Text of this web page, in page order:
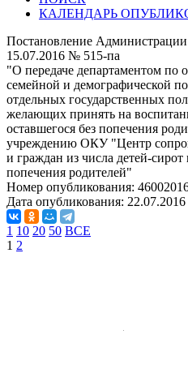
КАЛЕНДАРЬ
Постановление Администрации
15.07.2016 № 515-па
"О передаче департаментом по
семейной и демографической
отдельных государственных
желающих принять на
оставшегося без попечения
учреждению ОКУ "Центр
и граждан из числа детей-сирот
попечения родителей"
Номер опубликования:
Дата опубликования: 22.07.2016
1 10 20 50 ВСЕ
1 2